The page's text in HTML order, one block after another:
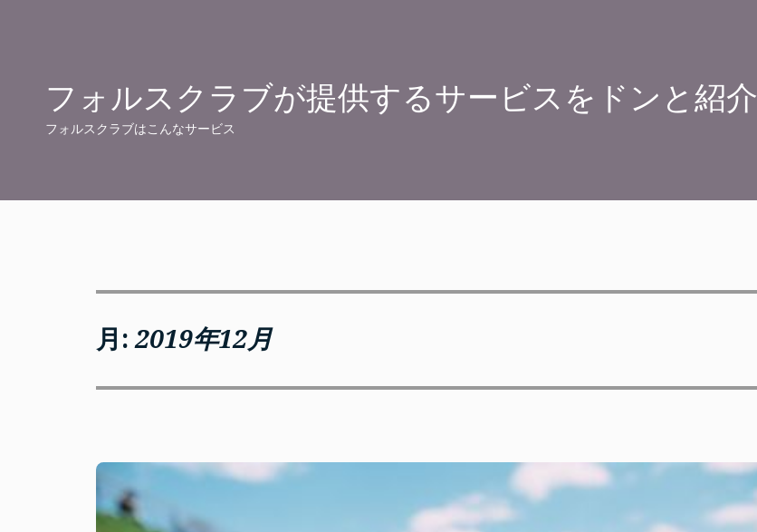
フォルスクラブが提供するサービスをドンと紹介
フォルスクラブはこんなサービス
月:2019年12月